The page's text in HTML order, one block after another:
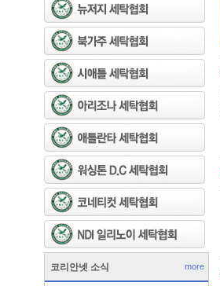
코리안넷 소식 more